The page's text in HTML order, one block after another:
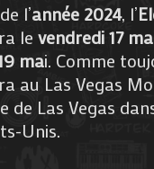
l’année 2024, l’
levendredi 17
mai. Comme
au Las Vegas
de Las Vegas
Unis.